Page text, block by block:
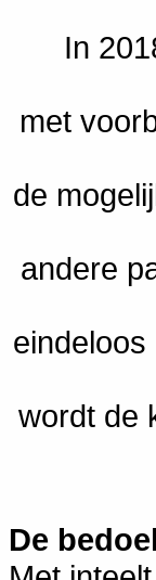
In
met
de
andere
wordt de
De